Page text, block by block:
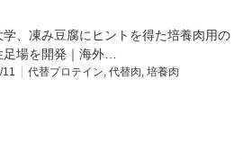
学、凍み豆腐にヒントを得た培養肉用の
足場を開発｜海外…
代替プロテイン 代替肉 培養肉